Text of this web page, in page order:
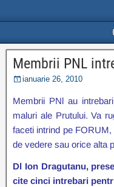
Membrii PNL
ianuarie 26, 2010
Membrii PNl au
maluri ale Prutului. Va
faceti intrind pe
de vedere sau orice alta
Dl Ion Dragutanu,
cite cinci intrebari